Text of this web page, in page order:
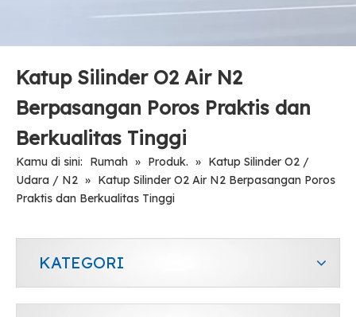
Katup Silinder O2 Air N2
Berpasangan Poros Praktis dan
Berkualitas Tinggi
Kamu di sini: Rumah » Produk. » Katup Silinder O2 /
Udara / N2 » Katup Silinder O2 Air N2 Berpasangan Poros
Praktis dan Berkualitas Tinggi
KATEGORI